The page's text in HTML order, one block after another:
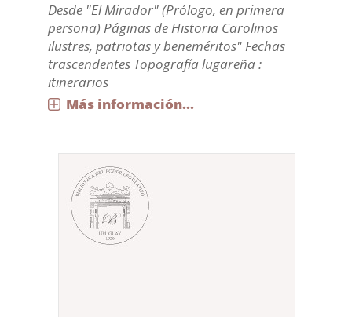
Desde "El Mirador" (Prólogo, en primera
persona) Páginas de Historia Carolinos
ilustres, patriotas y beneméritos" Fechas
trascendentes Topografía lugareña :
itinerarios
Más información...